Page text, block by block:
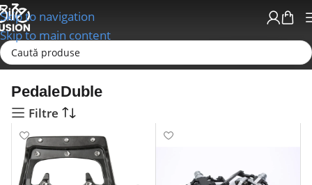
Skip to navigation
Skip to main content
Prima pagină
Pedale Duble
Filtre